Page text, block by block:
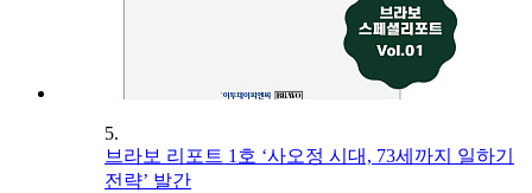
5.
브라보 리포트 1호 ‘사오정 시대, 73세까지 일하기
전략’ 발간